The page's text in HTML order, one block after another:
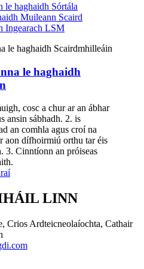
le haghaidh Sórtála
Muileann Scaird
Ingearach LSM
le haghaidh
cosc a chur ar an ábhar
ansin sábhadh. 2. is
an comhla agus croí na
aon dífhoirmiú orthu tar éis
3. Cinntíonn an próiseas
LINN
Crios Ardteicneolaíochta, Cathair